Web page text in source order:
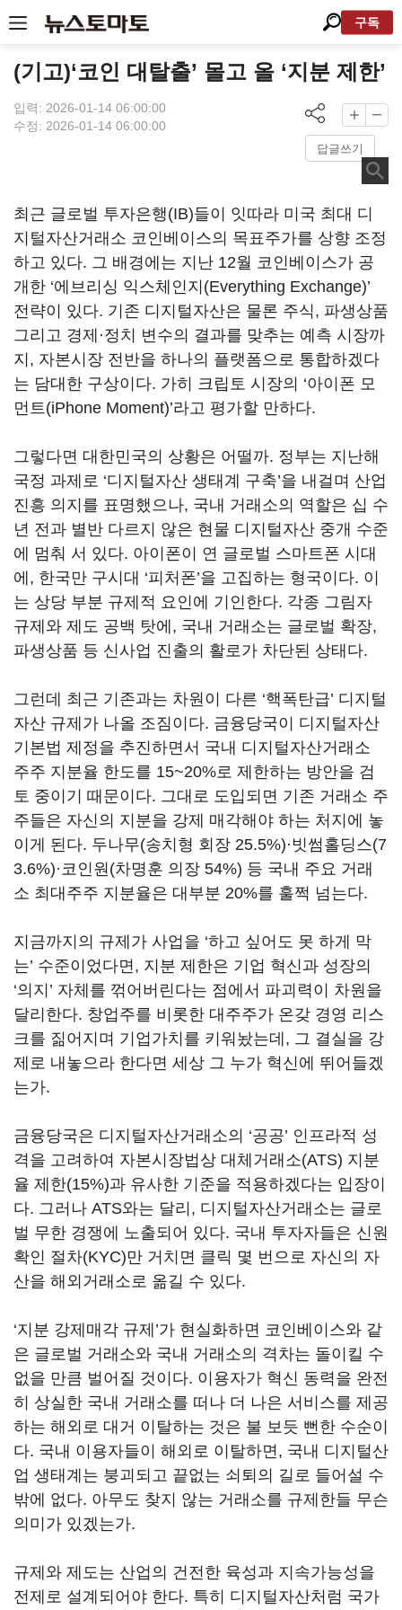
구독
(기고)‘코인 대탈출’ 몰고 올 ‘지분 제한’
입력: 2026-01-14 06:00:00
수정: 2026-01-14 06:00:00
답글쓰기
최근 글로벌 투자은행(IB)들이 잇따라 미국 최대 디
지털자산거래소 코인베이스의 목표주가를 상향 조정
하고 있다. 그 배경에는 지난 12월 코인베이스가 공
개한 ‘에브리싱 익스체인지(Everything Exchange)’
전략이 있다. 기존 디지털자산은 물론 주식, 파생상품
그리고 경제·정치 변수의 결과를 맞추는 예측 시장까
지, 자본시장 전반을 하나의 플랫폼으로 통합하겠다
는 담대한 구상이다. 가히 크립토 시장의 ‘아이폰 모
먼트(iPhone Moment)’라고 평가할 만하다.
그렇다면 대한민국의 상황은 어떨까. 정부는 지난해
국정 과제로 ‘디지털자산 생태계 구축’을 내걸며 산업
진흥 의지를 표명했으나, 국내 거래소의 역할은 십 수
년 전과 별반 다르지 않은 현물 디지털자산 중개 수준
에 멈춰 서 있다. 아이폰이 연 글로벌 스마트폰 시대
에, 한국만 구시대 ‘피처폰’을 고집하는 형국이다. 이
는 상당 부분 규제적 요인에 기인한다. 각종 그림자
규제와 제도 공백 탓에, 국내 거래소는 글로벌 확장,
파생상품 등 신사업 진출의 활로가 차단된 상태다.
그런데 최근 기존과는 차원이 다른 ‘핵폭탄급’ 디지털
자산 규제가 나올 조짐이다. 금융당국이 디지털자산
기본법 제정을 추진하면서 국내 디지털자산거래소
주주 지분율 한도를 15~20%로 제한하는 방안을 검
토 중이기 때문이다. 그대로 도입되면 기존 거래소 주
주들은 자신의 지분을 강제 매각해야 하는 처지에 놓
이게 된다. 두나무(송치형 회장 25.5%)·빗썸홀딩스(7
3.6%)·코인원(차명훈 의장 54%) 등 국내 주요 거래
소 최대주주 지분율은 대부분 20%를 훌쩍 넘는다.
지금까지의 규제가 사업을 ‘하고 싶어도 못 하게 막
는’ 수준이었다면, 지분 제한은 기업 혁신과 성장의
‘의지’ 자체를 꺾어버린다는 점에서 파괴력이 차원을
달리한다. 창업주를 비롯한 대주주가 온갖 경영 리스
크를 짊어지며 기업가치를 키워놨는데, 그 결실을 강
제로 내놓으라 한다면 세상 그 누가 혁신에 뛰어들겠
는가.
금융당국은 디지털자산거래소의 ‘공공’ 인프라적 성
격을 고려하여 자본시장법상 대체거래소(ATS) 지분
율 제한(15%)과 유사한 기준을 적용하겠다는 입장이
다. 그러나 ATS와는 달리, 디지털자산거래소는 글로
벌 무한 경쟁에 노출되어 있다. 국내 투자자들은 신원
확인 절차(KYC)만 거치면 클릭 몇 번으로 자신의 자
산을 해외거래소로 옮길 수 있다.
‘지분 강제매각 규제’가 현실화하면 코인베이스와 같
은 글로벌 거래소와 국내 거래소의 격차는 돌이킬 수
없을 만큼 벌어질 것이다. 이용자가 혁신 동력을 완전
히 상실한 국내 거래소를 떠나 더 나은 서비스를 제공
하는 해외로 대거 이탈하는 것은 불 보듯 뻔한 수순이
다. 국내 이용자들이 해외로 이탈하면, 국내 디지털산
업 생태계는 붕괴되고 끝없는 쇠퇴의 길로 들어설 수
밖에 없다. 아무도 찾지 않는 거래소를 규제한들 무슨
의미가 있겠는가.
규제와 제도는 산업의 건전한 육성과 지속가능성을
전제로 설계되어야 한다. 특히 디지털자산처럼 국가